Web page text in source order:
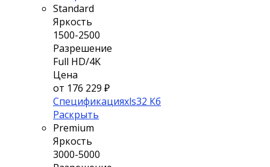
Standard
Яркость
1500-2500
Разрешение
Full HD/4K
Цена
от 176 229 ₽
Спецификацияxls32 Кб
Раскрыть
Premium
Яркость
3000-5000